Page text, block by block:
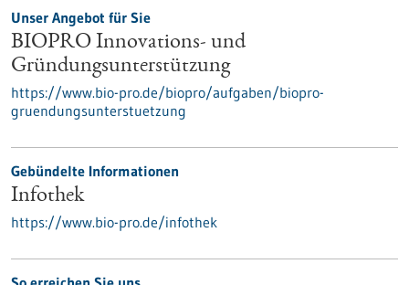
Unser Angebot für Sie
BIOPRO Innovations- und
Gründungsunterstützung
https://www.bio-pro.de/biopro/aufgaben/biopro-
gruendungsunterstuetzung
Gebündelte Informationen
Infothek
https://www.bio-pro.de/infothek